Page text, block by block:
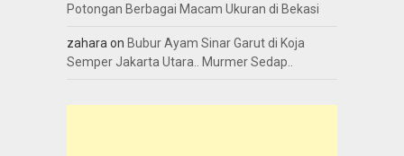
Potongan Berbagai Macam Ukuran di Bekasi
zahara on Bubur Ayam Sinar Garut di Koja
Semper Jakarta Utara.. Murmer Sedap..